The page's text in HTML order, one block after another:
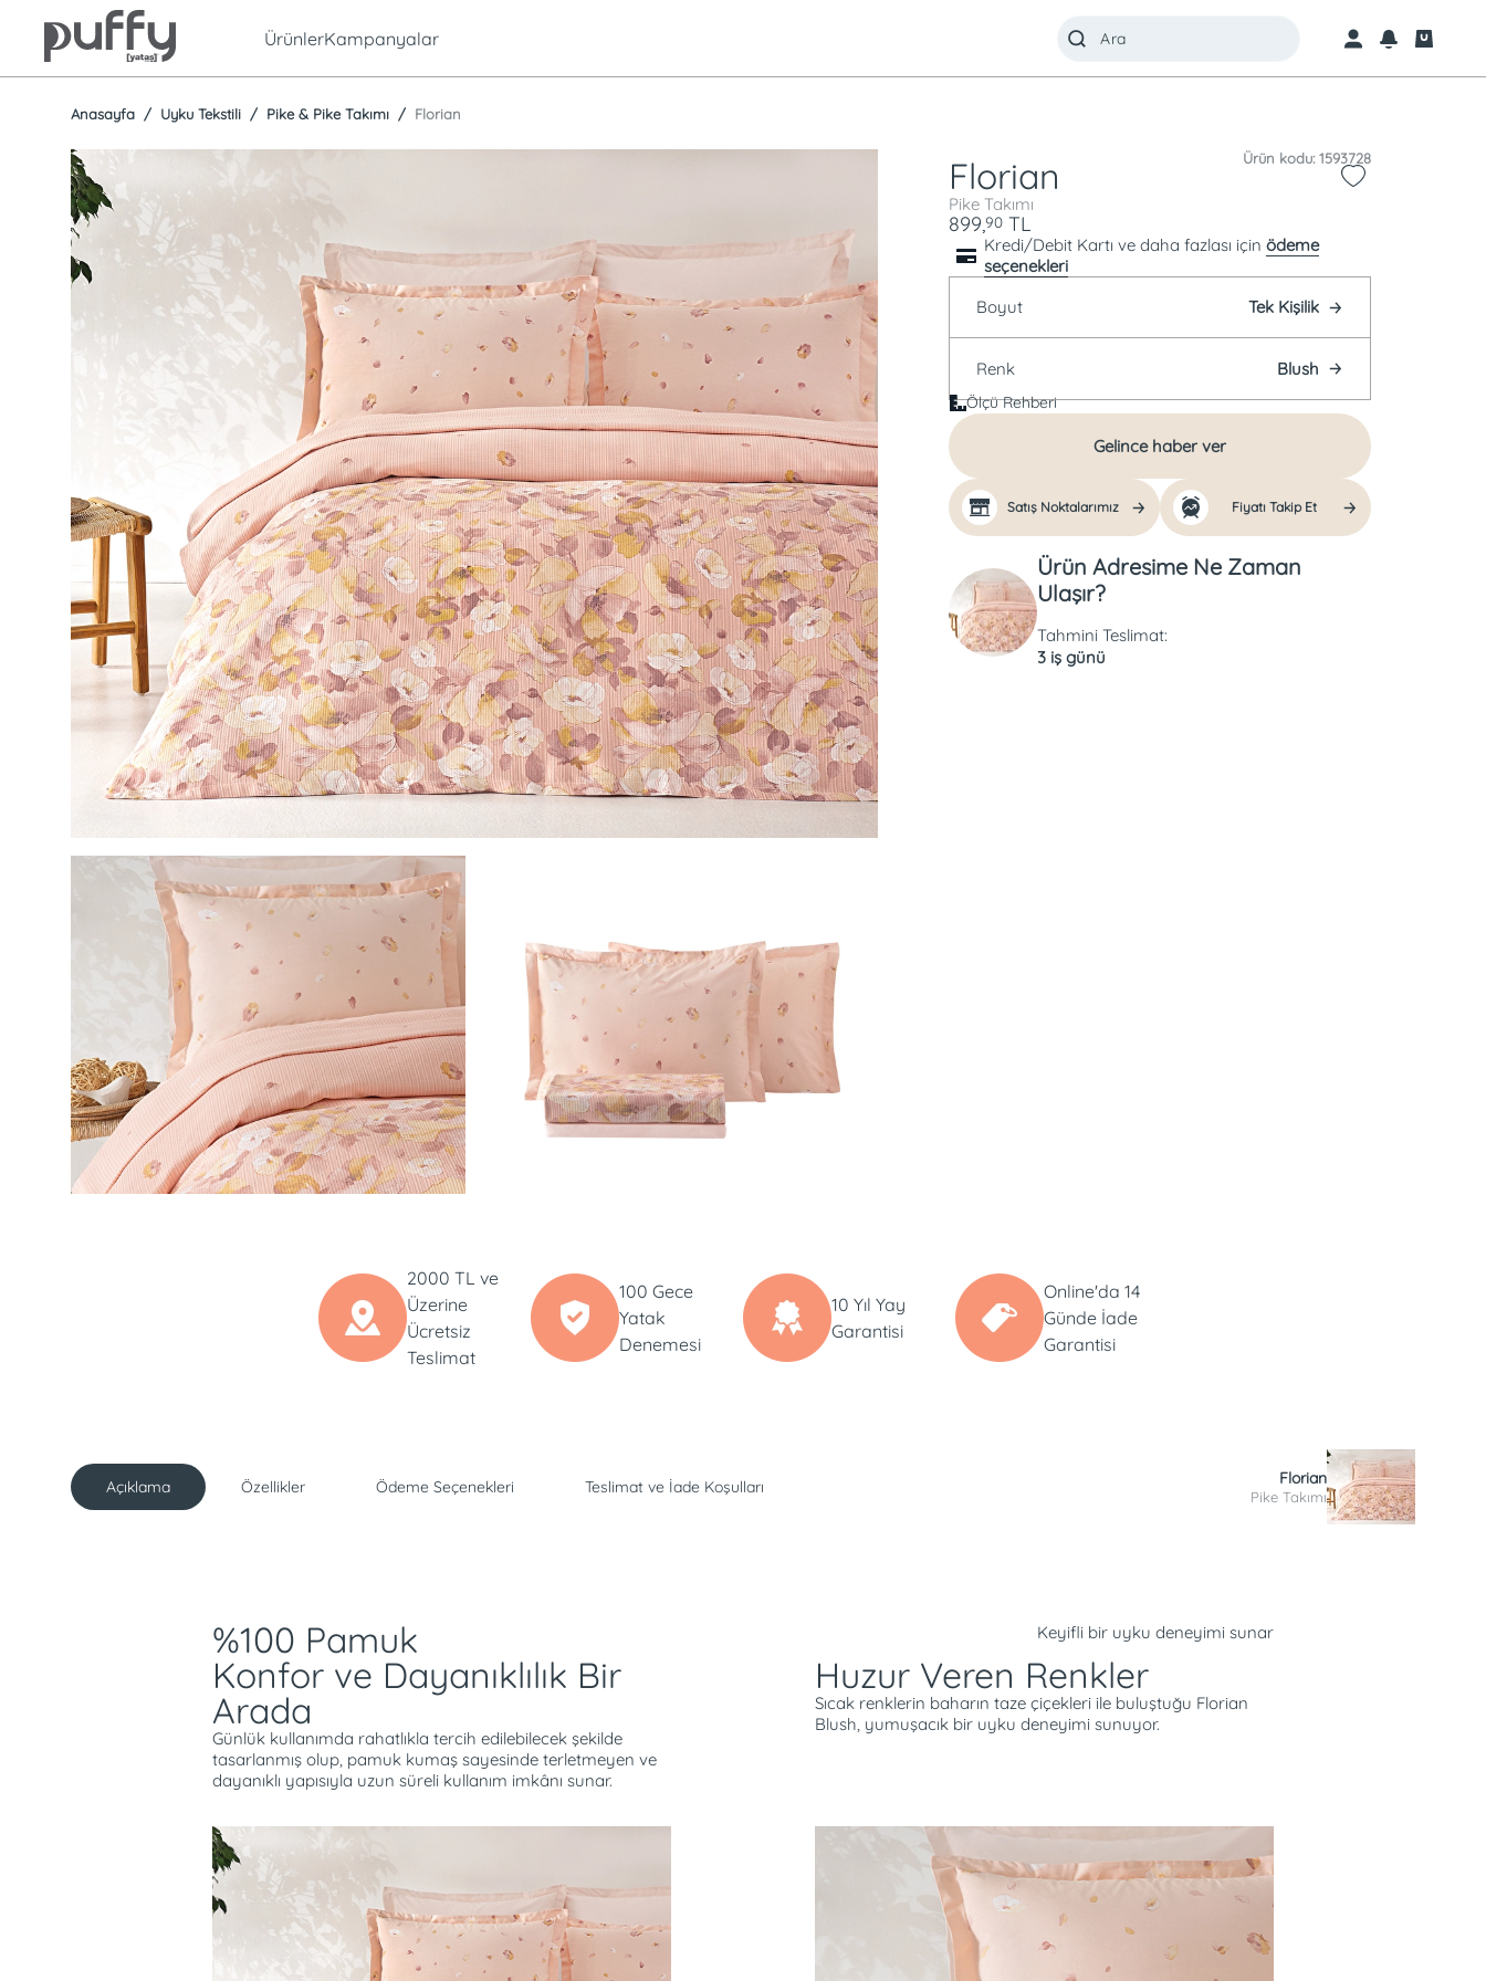
ÜrünlerKampanyalar
Anasayfa Uyku Tekstili Pike & Pike Takımı Florian
Ürün kodu: 1593728
Florian
Pike Takımı
899,90 TL
Kredi/Debit Kartı ve daha fazlası için ödeme
seçenekleri
Boyut
Tek Kişilik
Renk Blush
Ölçü Rehberi
Gelince haber ver
Satış Noktalarımız Fiyatı Takip Et
Ürün Adresime Ne Zaman
Ulaşır?
Tahmini Teslimat:
3 iş günü
2000 TL ve
Üzerine
Ücretsiz
Teslimat
100 Gece
Yatak
Denemesi
10 Yıl Yay
Garantisi
Online'da 14
Günde İade
Garantisi
Açıklama Özellikler Ödeme Seçenekleri Teslimat ve İade Koşulları Florian
Pike Takımı
%100 Pamuk Keyifli bir uyku deneyimi sunar
Konfor ve Dayanıklılık Bir
Arada
Günlük kullanımda rahatlıkla tercih edilebilecek şekilde
tasarlanmış olup, pamuk kumaş sayesinde terletmeyen ve
dayanıklı yapısıyla uzun süreli kullanım imkânı sunar.
Huzur Veren Renkler
Sıcak renklerin baharın taze çiçekleri ile buluştuğu Florian
Blush, yumuşacık bir uyku deneyimi sunuyor.